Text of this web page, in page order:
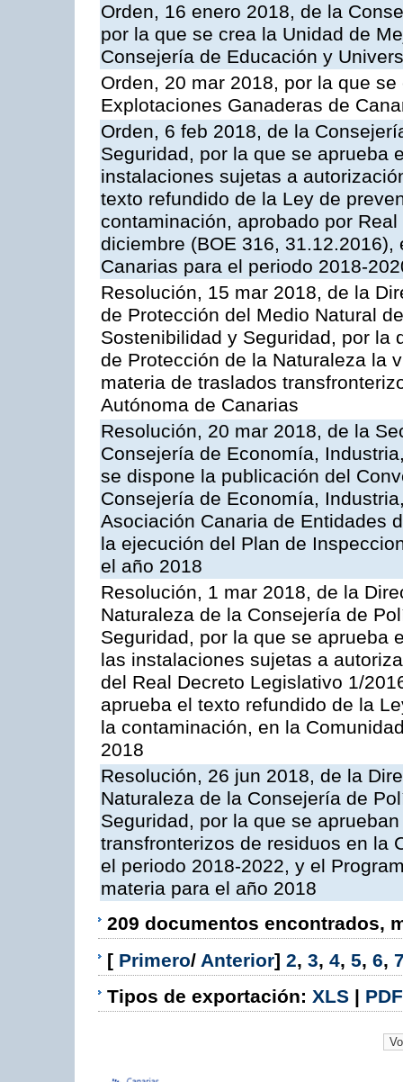
Orden, 16 enero 2018, de la
por la que se crea la Unidad de
Consejería de Educación y
Orden, 20 mar 2018, por la que
Explotaciones Ganaderas de
Orden, 6 feb 2018, de la
Seguridad, por la que se aprueba
instalaciones sujetas a
texto refundido de la Ley de
contaminación, aprobado por
diciembre (BOE 316,
Canarias para el periodo 2018-
Resolución, 15 mar 2018, de la
de Protección del Medio Natural
Sostenibilidad y Seguridad, por la
de Protección de la Naturaleza la
materia de traslados
Autónoma de Canarias
Resolución, 20 mar 2018, de la
Consejería de Economía,
se dispone la publicación del
Consejería de Economía,
Asociación Canaria de Entidades
la ejecución del Plan de
el año 2018
Resolución, 1 mar 2018, de la
Naturaleza de la Consejería de
Seguridad, por la que se aprueba
las instalaciones sujetas a
del Real Decreto Legislativo 1/
aprueba el texto refundido de la
la contaminación, en la
2018
Resolución, 26 jun 2018, de la
Naturaleza de la Consejería de
Seguridad, por la que se
transfronterizos de residuos en la
el periodo 2018-2022, y el
materia para el año 2018
209 documentos encontrados,
[ Primero/ Anterior] 2, 3, 4, 5, 6,
Tipos de exportación: XLS | PDF